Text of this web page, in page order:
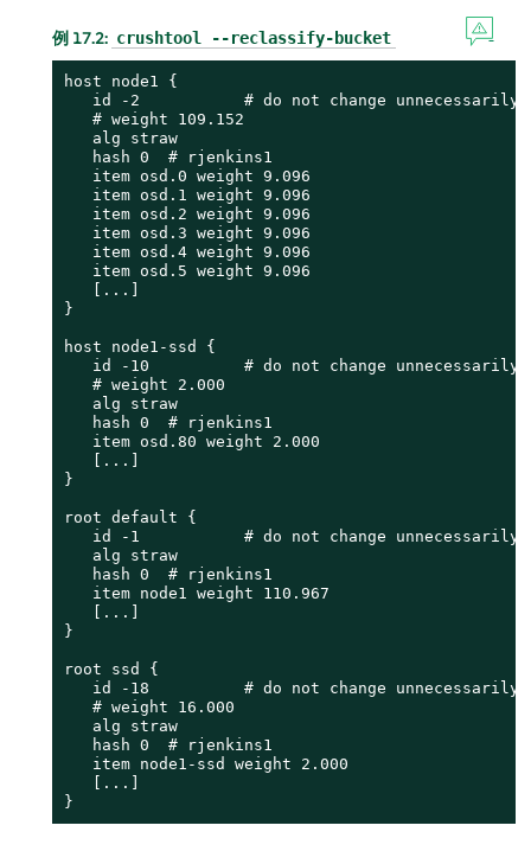
例 17.2: crushtool --reclassify-bucket
host node1 {
   id -2           # do not change unnecessarily
   # weight 109.152
   alg straw
   hash 0  # rjenkins1
   item osd.0 weight 9.096
   item osd.1 weight 9.096
   item osd.2 weight 9.096
   item osd.3 weight 9.096
   item osd.4 weight 9.096
   item osd.5 weight 9.096
   [...]
}
host node1-ssd {
   id -10          # do not change unnecessarily
   # weight 2.000
   alg straw
   hash 0  # rjenkins1
   item osd.80 weight 2.000
   [...]
}
root default {
   id -1           # do not change unnecessarily
   alg straw
   hash 0  # rjenkins1
   item node1 weight 110.967
   [...]
}
root ssd {
   id -18          # do not change unnecessarily
   # weight 16.000
   alg straw
   hash 0  # rjenkins1
   item node1-ssd weight 2.000
   [...]
}